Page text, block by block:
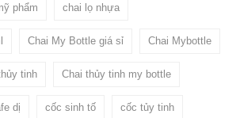
phẩm chai lọ nhựa
Chai My Bottle giá sỉ Chai Mybottle
tinh Chai thủy tinh my bottle
dị cốc sinh tố cốc tủy tinh